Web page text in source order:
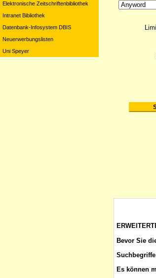
Elektronische Zeitschriftenbibliothek
Intranet Bibliothek
Datenbank-Infosystem DBIS
Neuerwerbungslisten
Uni Speyer
Bevor Sie
Suchbegriffe
Es können